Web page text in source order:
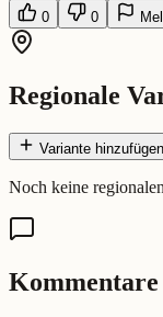
0
0
Regionale
Variante hinzufügen
Noch keine